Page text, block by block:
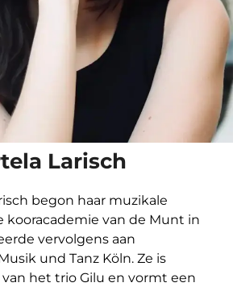
Larisch
begon haar muzikale
kooracademie van de Munt in
vervolgens aan
und Tanz Köln. Ze is
het trio Gilu en vormt een